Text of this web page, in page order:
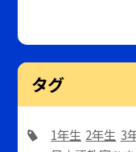
タグ
1年生 2年生 3